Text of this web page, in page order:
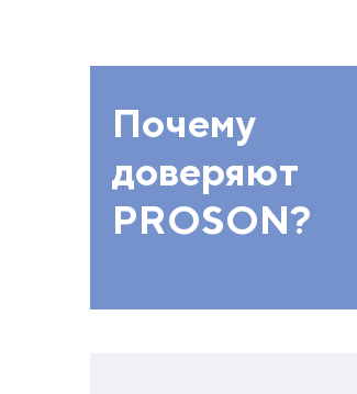
Почему
доверяют
PROSON?